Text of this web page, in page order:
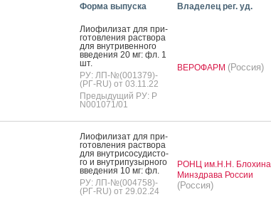
Форма выпуска Владелец рег. уд.
Ли­офи­лизат для при­
готов­ле­ния рас­тво­ра
для внут­ри­вен­но­го
вве­дения 20 мг: фл. 1
шт.
РУ: ЛП-№(001379)-
(РГ-RU) от 03.11.22
Предыдущий РУ: Р
N001071/01
ВЕРОФАРМ (Россия)
Ли­офи­лизат для при­
готов­ле­ния рас­тво­ра
для внут­ри­сосу­дис­то­
го и внут­ри­пузыр­но­го
вве­дения 10 мг: фл.
РУ: ЛП-№(004758)-
(РГ-RU) от 29.02.24
РОНЦ им.Н.Н. Блохина
Минздрава России
(Россия)